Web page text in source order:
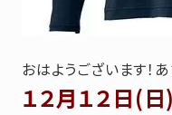
おはようございます！あ
１２月１２日(日)